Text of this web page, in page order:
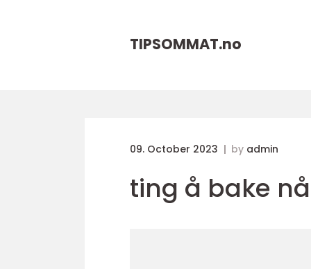
TIPSOMMAT.no
09. October 2023 by admin
ting å bake